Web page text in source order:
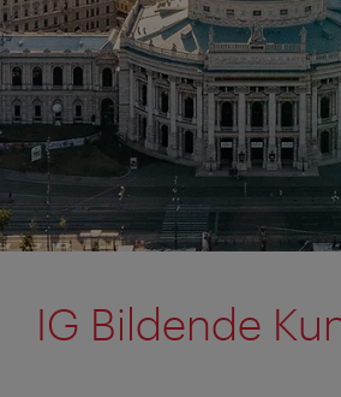
IG Bildende